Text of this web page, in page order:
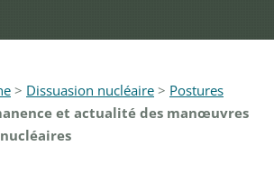
> Dissuasion nucléaire > Postures
et actualité des manœuvres